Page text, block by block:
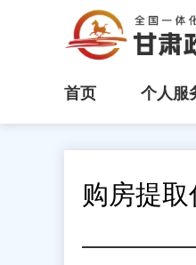
首页 个人服
购房提